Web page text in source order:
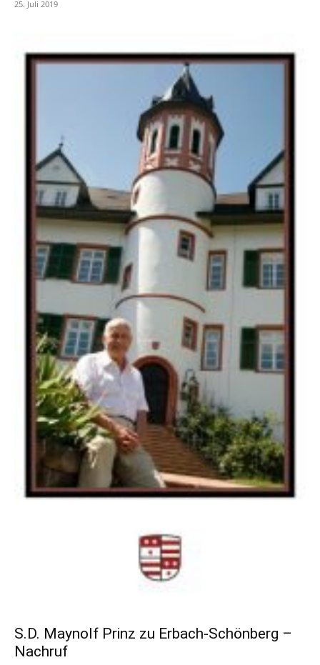
25. Juli 2019
S.D. Maynolf Prinz zu Erbach-Schönberg –
Nachruf